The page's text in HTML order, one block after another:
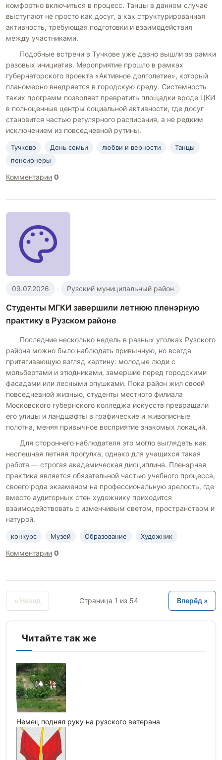
комфортно включиться в процесс. Танцы в данном случае
выступают не просто как досуг, а как структурированная
активность, требующая подготовки и взаимодействия
между участниками.
Подобные встречи в Тучкове уже давно вышли за рамки
разовых инициатив. Мероприятие прошло в рамках
губернаторского проекта «Активное долголетие», который
планомерно внедряется в городскую среду. Системность
таких программ позволяет превратить площадки вроде ЦКИ
в полноценные центры социальной активности, где досуг
становится частью регулярного расписания, а не редким
исключением из повседневной рутины.
Тучково День семьи любви и верности
Танцы
пенсионеры
Комментарии 0
09.07.2026 · Рузский муниципальный район
Студенты МГКИ завершили летнюю пленэрную
практику в Рузском районе
Последние несколько недель в разных уголках Рузского
района можно было наблюдать привычную, но всегда
притягивающую взгляд картину: молодые люди с
мольбертами и этюдниками, замершие перед городскими
фасадами или лесными опушками. Пока район жил своей
повседневной жизнью, студенты местного филиала
Московского губернского колледжа искусств превращали
его улицы и ландшафты в графические и живописные
полотна, меняя привычное восприятие знакомых локаций.
Для стороннего наблюдателя это могло выглядеть как
неспешная летняя прогулка, однако для учащихся такая
работа — строгая академическая дисциплина. Пленэрная
практика является обязательной частью учебного процесса,
своего рода экзаменом на профессиональную зрелость, где
вместо аудиторных стен художнику приходится
взаимодействовать с изменчивым светом, пространством и
натурой.
конкурс Музей Образование Художник
Комментарии 0
« Назад Страница 1 из 54 Вперёд »
Читайте так же
Немец поднял руку на рузского ветерана